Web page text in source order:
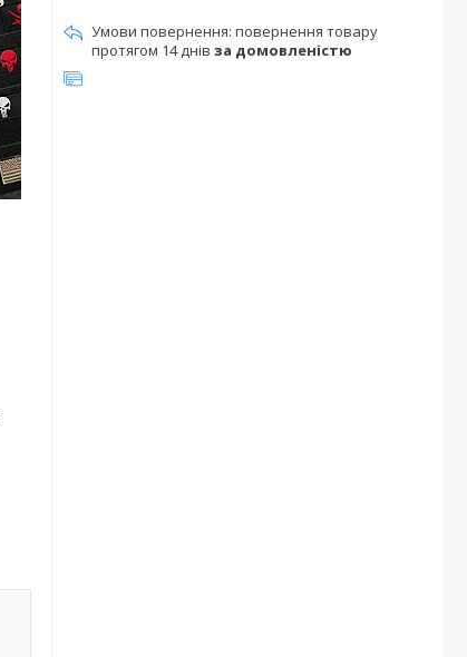
повернення товару
протягом 14 днів за домовленістю